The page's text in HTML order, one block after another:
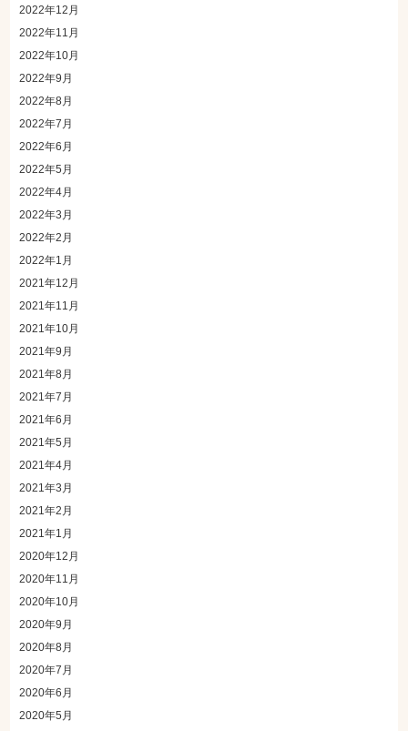
2022年12月
2022年11月
2022年10月
2022年9月
2022年8月
2022年7月
2022年6月
2022年5月
2022年4月
2022年3月
2022年2月
2022年1月
2021年12月
2021年11月
2021年10月
2021年9月
2021年8月
2021年7月
2021年6月
2021年5月
2021年4月
2021年3月
2021年2月
2021年1月
2020年12月
2020年11月
2020年10月
2020年9月
2020年8月
2020年7月
2020年6月
2020年5月